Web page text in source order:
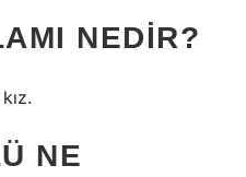
NEDIR?
NE